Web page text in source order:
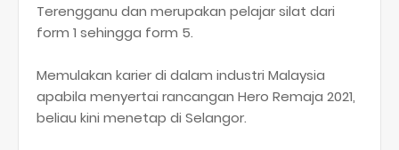
Terengganu dan merupakan pelajar silat dari
form 1 sehingga form 5.
Memulakan karier di dalam industri Malaysia
apabila menyertai rancangan Hero Remaja 2021,
beliau kini menetap di Selangor.